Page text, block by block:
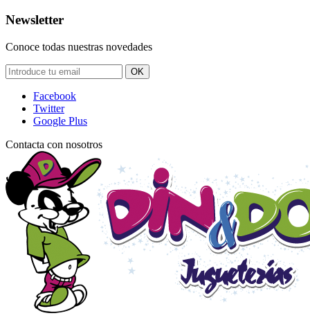
Newsletter
Conoce todas nuestras novedades
OK
Facebook
Twitter
Google Plus
Contacta con nosotros